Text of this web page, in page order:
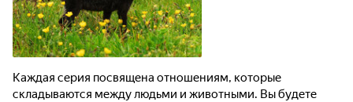
Каждая серия посвящена отношениям, которые
складываются между людьми и животными. Вы будете